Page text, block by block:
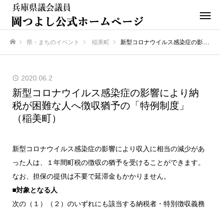
県・まちのイベント 稲美町 新型コロナウイルス感染症の影響により納税が困難な人へ徴収猶予の「特例制度」（稲美町）
2020.06.2
新型コロナウイルス感染症の影響により納
税が困難な人へ徴収猶予の「特例制度」
（稲美町）
新型コロナウイルス感染症の影響により収入に相当の減少があ
った人は、１年間町税の徴収の猶予を受けることができます。
なお、担保の提供は不要で延滞金もかかりません。
■対象となる人
次の（１）（２）のいずれにも該当する納税者・特別徴収義務